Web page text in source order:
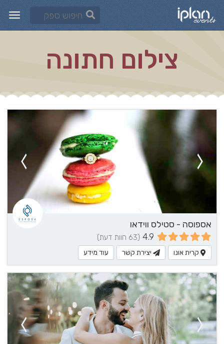
צילום חתונה
אספוסה - סטילס ווידאו
4.9 (63 חוות דעת)
קרית אונו יצירת קשר עוד מידע